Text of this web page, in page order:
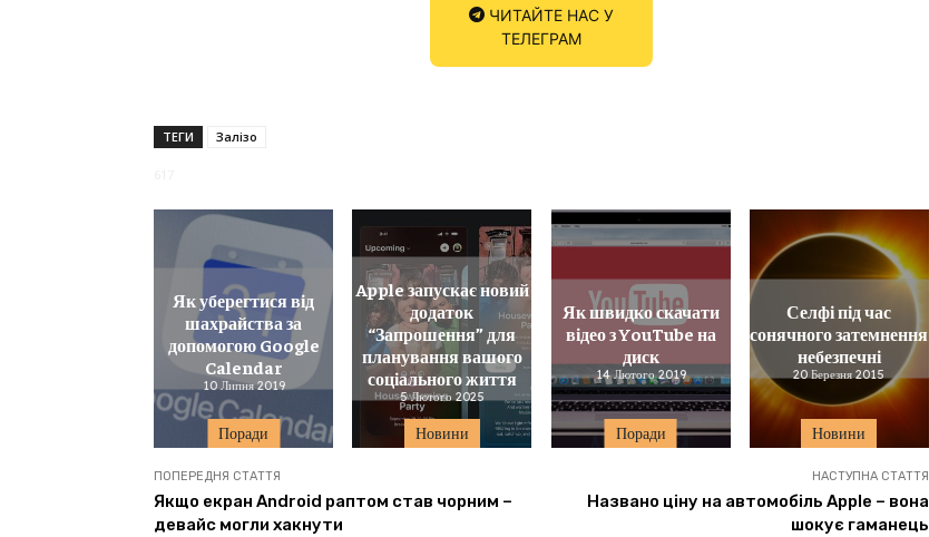
ЧИТАЙТЕ НАС У
ТЕЛЕГРАМ
ТЕГИ Залізо
Поради
Як уберегтися від
шахрайства за
допомогою Google
Calendar
10 Липня 2019
Новини
Apple запускає новий
додаток
“Запрошення” для
планування вашого
соціального життя
5 Лютого 2025
Поради
Як швидко скачати
відео з YouTube на
диск
14 Лютого 2019
Новини
Селфі під час
сонячного затемнення
небезпечні
20 Березня 2015
ПОПЕРЕДНЯ СТАТТЯ
Якщо екран Android раптом став чорним –
девайс могли хакнути
НАСТУПНА СТАТТЯ
Названо ціну на автомобіль Apple – вона
шокує гаманець